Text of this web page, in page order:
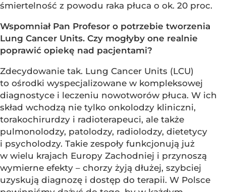
śmiertelność z powodu raka płuca o ok. 20 proc.
Wspomniał Pan Profesor o potrzebie tworzenia
Lung Cancer Units. Czy mogłyby one realnie
poprawić opiekę nad pacjentami?
Zdecydowanie tak. Lung Cancer Units (LCU)
to ośrodki wyspecjalizowane w kompleksowej
diagnostyce i leczeniu nowotworów płuca. W ich
skład wchodzą nie tylko onkolodzy kliniczni,
torakochirurdzy i radioterapeuci, ale także
pulmonolodzy, patolodzy, radiolodzy, dietetycy
i psycholodzy. Takie zespoły funkcjonują już
w wielu krajach Europy Zachodniej i przynoszą
wymierne efekty – chorzy żyją dłużej, szybciej
uzyskują diagnozę i dostęp do terapii. W Polsce